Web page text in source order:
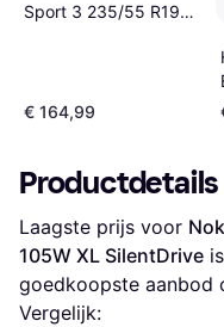
Sport 3 235/55 R19
€ 164,99
Productdetails
Laagste prijs voor
105W XL SilentDrive is
goedkoopste aanbod
Vergelijk: